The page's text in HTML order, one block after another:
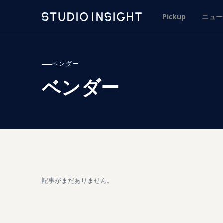
Pickup ニュ
ベンダー
ベンダー
記事がまだありません。